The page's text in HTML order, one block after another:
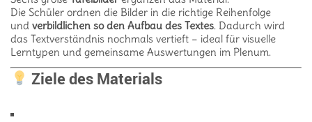
Die Schüler ordnen die Bilder in die richtige Reihenfolge
und verbildlichen so den Aufbau des Textes. Dadurch wird
das Textverständnis nochmals vertieft – ideal für visuelle
Lerntypen und gemeinsame Auswertungen im Plenum.
Ziele des Materials